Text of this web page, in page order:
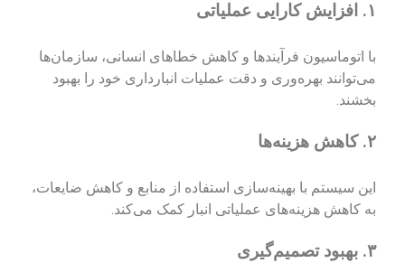
۱. افزایش کارایی عملیاتی
با اتوماسیون فرآیندها و کاهش خطاهای انسانی، سازمان‌ها
می‌توانند بهره‌وری و دقت عملیات انبارداری خود را بهبود
بخشند.
۲. کاهش هزینه‌ها
این سیستم با بهینه‌سازی استفاده از منابع و کاهش ضایعات،
به کاهش هزینه‌های عملیاتی انبار کمک می‌کند.
۳. بهبود تصمیم‌گیری